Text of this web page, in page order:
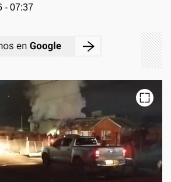
- 07:37